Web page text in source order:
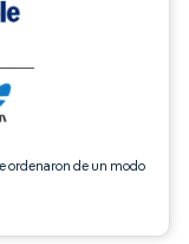
ordenaron de un modo